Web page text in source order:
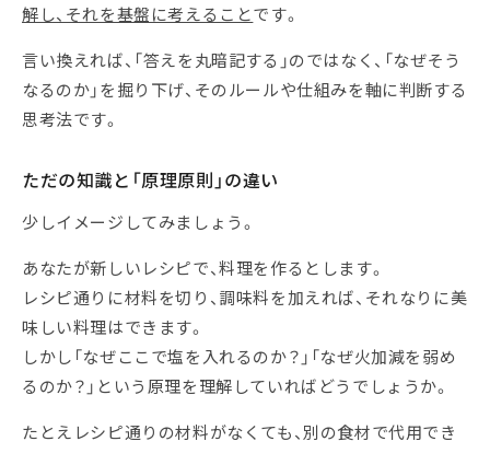
解し、それを基盤に考えることです。
言い換えれば、「答えを丸暗記する」のではなく、「なぜそう
なるのか」を掘り下げ、そのルールや仕組みを軸に判断する
思考法です。
ただの知識と「原理原則」の違い
少しイメージしてみましょう。
あなたが新しいレシピで、料理を作るとします。
レシピ通りに材料を切り、調味料を加えれば、それなりに美
味しい料理はできます。
しかし「なぜここで塩を入れるのか？」「なぜ火加減を弱め
るのか？」という原理を理解していればどうでしょうか。
たとえレシピ通りの材料がなくても、別の食材で代用でき